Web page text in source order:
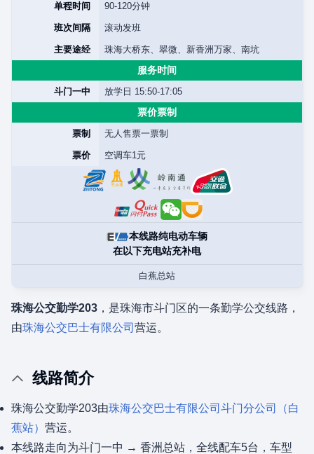
单程时间 90-120分钟
班次间隔 滚动发班
主要途经 珠海大桥东、翠微、新香洲万家、南坑
服务时间
斗门一中 放学日 15:50-17:05
票价票制
票制 无人售票一票制
票价 空调车1元
本线路纯电动车辆
在以下充电站充补电
白蕉总站
珠海公交勤学203 ，是珠海市斗门区的一条勤学公交线路，
由珠海公交巴士有限公司 营运。
线路简介
珠海公交勤学203由珠海公交巴士有限公司 斗门分公司（白
蕉站） 营运。
本线路走向为斗门一中 → 香洲总站，全线配车5台，车型